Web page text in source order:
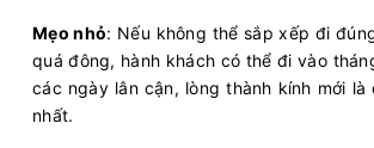
Mẹo nhỏ: Nếu không thể sắp xếp đi
quá đông, hành khách có thể đi vào
các ngày lân cận, lòng thành kính mới là
nhất.